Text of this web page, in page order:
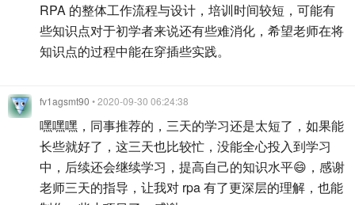
RPA 的整体工作流程与设计，培训时间较短，可能有
些知识点对于初学者来说还有些难消化，希望老师在将
知识点的过程中能在穿插些实践。
fv1agsmt90 • 2020-09-30 06:24:38
嘿嘿嘿，同事推荐的，三天的学习还是太短了，如果能
长些就好了，这三天也比较忙，没能全心投入到学习
中，后续还会继续学习，提高自己的知识水平😄，感谢
老师三天的指导，让我对 rpa 有了更深层的理解，也能